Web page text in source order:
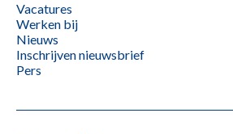
Vacatures
Werken bij
Nieuws
Inschrijven nieuwsbrief
Pers